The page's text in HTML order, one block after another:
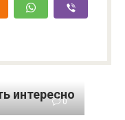
интересно
0